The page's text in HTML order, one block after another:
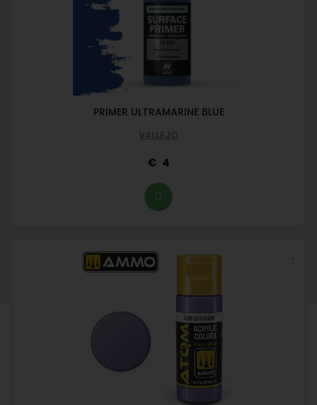
PRIMER ULTRAMARINE BLUE
VALLEJO
4